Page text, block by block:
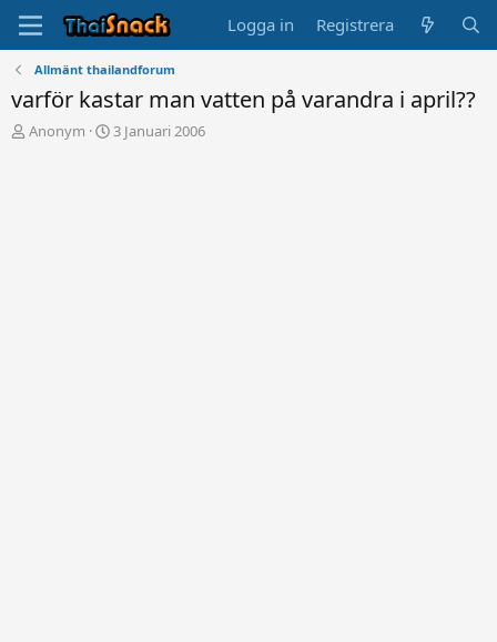
Logga in Registrera
Allmänt thailandforum
varför kastar man vatten på varandra i april??
T
Anonym
S
3 Januari 2006